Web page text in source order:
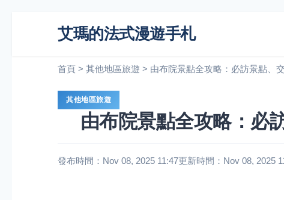
艾瑪的法式漫遊手札
首頁 > 其他地區旅遊 > 由布院景點全攻略：必訪景點、
其他地區旅遊
由布院景點全攻略：必
發布時間：Nov 08, 2025 11:47更新時間：Nov 08, 2025